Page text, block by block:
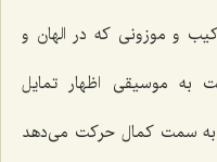
و موزونی که در الهان و
موسیقی اظهار تمایل
به سمت کمال حرکت می‌دهد